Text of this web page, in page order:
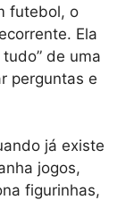
futebol, o
Ela
de uma
perguntas e
já existe
jogos,
figurinhas,